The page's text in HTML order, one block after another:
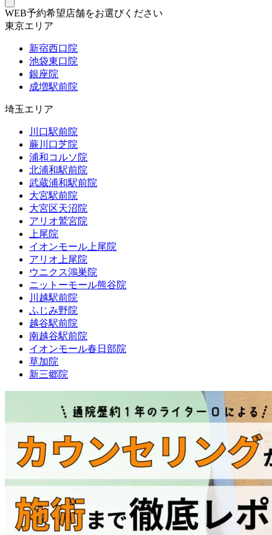
WEB予約希望店舗をお選びください
東京エリア
新宿西口院
池袋東口院
銀座院
成増駅前院
埼玉エリア
川口駅前院
蕨川口芝院
浦和コルソ院
北浦和駅前院
武蔵浦和駅前院
大宮駅前院
大宮区天沼院
アリオ鷲宮院
上尾院
イオンモール上尾院
アリオ上尾院
ウニクス鴻巣院
ニットーモール熊谷院
川越駅前院
ふじみ野院
越谷駅前院
南越谷駅前院
イオンモール春日部院
草加院
新三郷院